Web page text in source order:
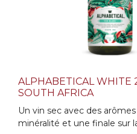
ALPHABETICAL WHITE
SOUTH AFRICA
Un vin sec avec des
minéralité et une finale sur